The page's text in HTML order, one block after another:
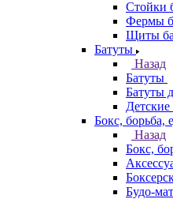
Стойки
Фермы
Щиты
Батуты
Назад
Батуты
Батуты
Бокс, борьба,
Назад
Бокс,
Будо-